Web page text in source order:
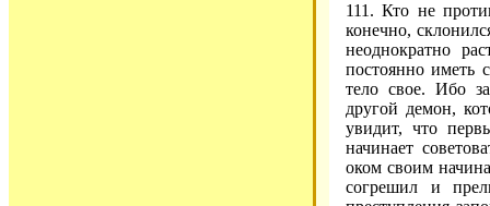
111. Кто не
конечно,
неоднократно
постоянно иметь
тело свое. Ибо
другой демон,
увидит, что
начинает
оком своим
согрешил и